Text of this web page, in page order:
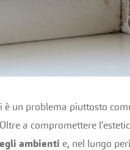
è un problema piuttosto
a compromettere
ambienti e, nel lungo